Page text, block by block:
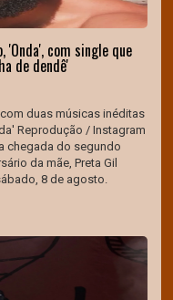
'Onda', com single que
de dendê'
duas músicas inéditas
Reprodução / Instagram
chegada do segundo
da mãe, Preta Gil
8 de agosto.